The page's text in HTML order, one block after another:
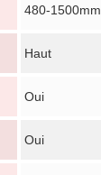
480-1500mm
Haut
Oui
Oui